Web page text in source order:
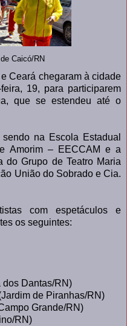
Caicó/RN
Ceará chegaram à cidade
19, para participarem
que se estendeu até o
na Escola Estadual
Amorim – EECCAM e a
do Grupo de Teatro Maria
União do Sobrado e Cia.
com espetáculos e
os seguintes:
dos Dantas/RN)
de Piranhas/RN)
Grande/RN)
RN)